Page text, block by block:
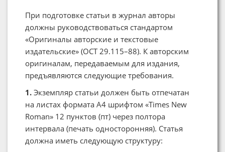
При подготовке статьи в журнал авторы
должны руководствоваться стандартом
«Оригиналы авторские и текстовые
издательские» (ОСТ 29.115–88). К авторским
оригиналам, передаваемым для издания,
предъявляются следующие требования.
1. Экземпляр статьи должен быть отпечатан
на листах формата А4 шрифтом «Times New
Roman» 12 пунктов (пт) через полтора
интервала (печать односторонняя). Статья
должна иметь следующую структуру: